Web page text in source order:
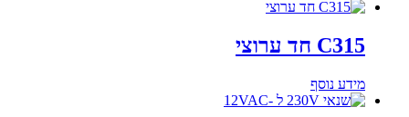
C315 חד ערוצי
מידע נוסף